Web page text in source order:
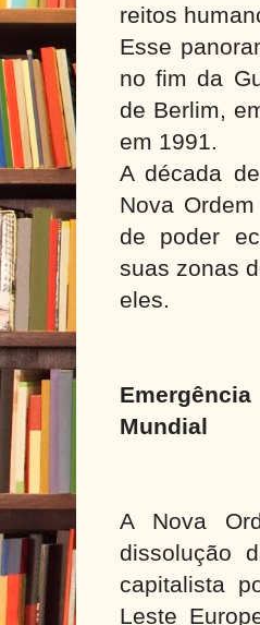
reitos
Esse
no fim da
de Berlim,
em 1991.
A década
Nova
de poder
suas zonas
eles.
Mundial
A Nova
dissolução
capitalista
Leste